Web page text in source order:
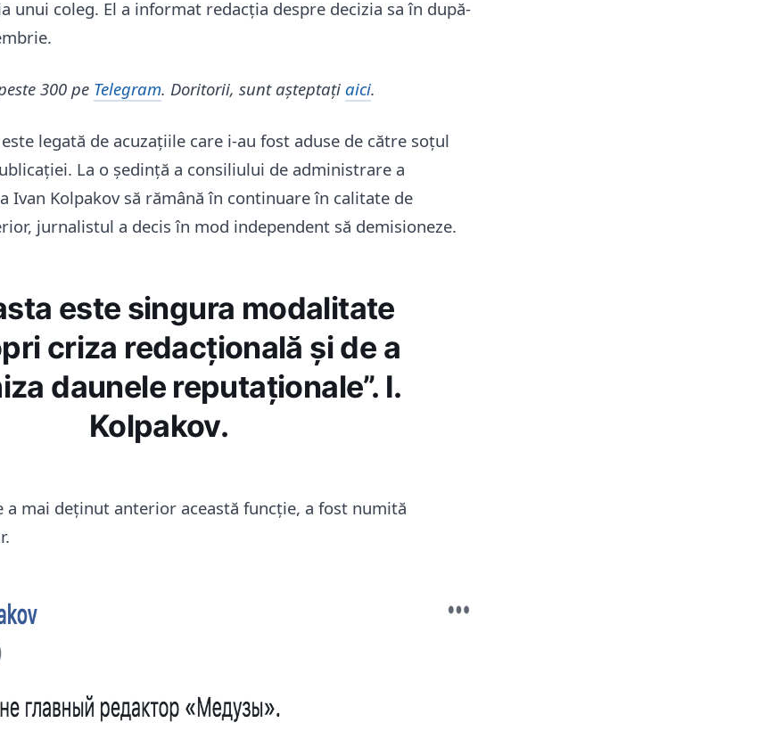
unui coleg. El a informat redacția despre decizia sa în după-
300 pe Telegram. Doritorii, sunt așteptați aici.
legată de acuzațiile care i-au fost aduse de către soțul
La o ședință a consiliului de administrare a
Ivan Kolpakov să rămână în continuare în calitate de
jurnalistul a decis în mod independent să demisioneze.
este singura modalitate
criza redacțională și de a
daunele reputaționale”. I.
Kolpakov.
a mai deținut anterior această funcție, a fost numită